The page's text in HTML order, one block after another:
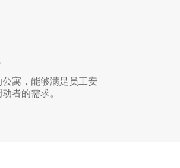
寓，能够满足员工安
者的需求。